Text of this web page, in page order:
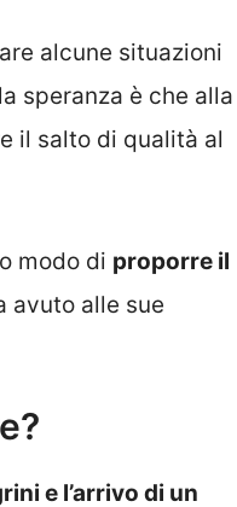
alcune situazioni
speranza è che alla
il salto di qualità al
modo di proporre il
avuto alle sue
e l’arrivo di un